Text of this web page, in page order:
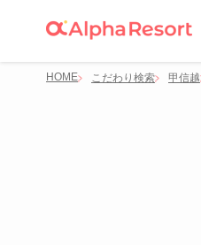
HOME こだわり検索 甲信越